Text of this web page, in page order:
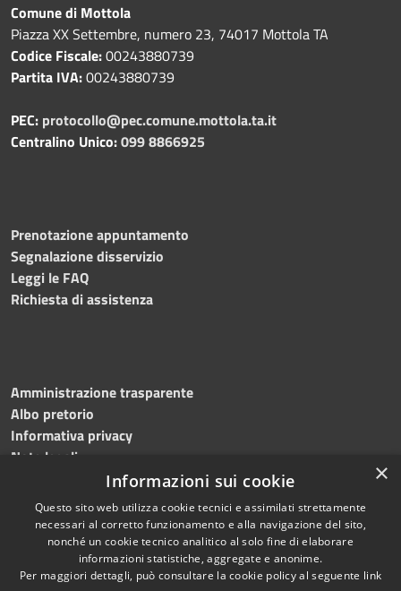
Comune di Mottola
Piazza XX Settembre, numero 23, 74017 Mottola TA
Codice Fiscale:00243880739
Partita IVA:00243880739
PEC: protocollo@pec.comune.mottola.ta.it
Centralino Unico:099 8866925
Prenotazione appuntamento
Segnalazione disservizio
Leggi le FAQ
Richiesta di assistenza
Amministrazione trasparente
Albo pretorio
Informativa privacy
Note legali
Dichiarazione di accessibilità
Accessibilità
Copyright © 2026 • Comune di
Mottola • Powered by
×
Informazioni sui cookie
Questo sito web utilizza cookie tecnici e assimilati strettamente
necessari al corretto funzionamento e alla navigazione del sito,
nonché un cookie tecnico analitico al solo fine di elaborare
informazioni statistiche, aggregate e anonime.
Per maggiori dettagli, può consultare la cookie policy al seguente link